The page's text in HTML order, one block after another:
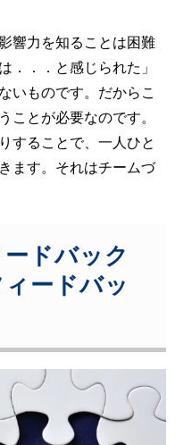
響力を知ることは困難
．．．と感じられた」
いものです。だからこ
ことが必要なのです。
することで、一人ひと
ます。それはチームづ
ドバック
ードバッ